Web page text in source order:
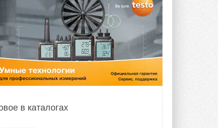
в каталогах